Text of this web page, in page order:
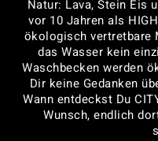
Natur: Lava, Stein Eis
vor 10 Jahren als
ökologisch vertretbare
das Wasser kein
Waschbecken werden
Dir keine Gedanken
Wann entdeckst Du
Wunsch, endlich